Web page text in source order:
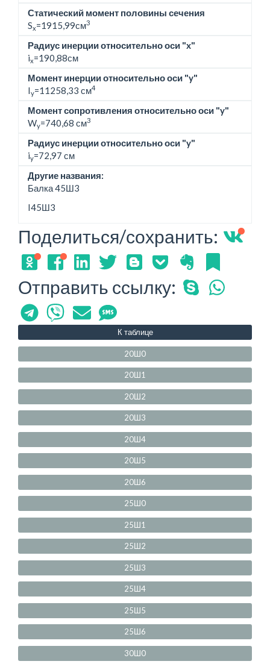
Статический момент половины сечения
Sx=1915,99см3
Радиус инерции относительно оси "x"
ix=190,88см
Момент инерции относительно оси "y"
Iy=11258,33 см4
Момент сопротивления относительно оси "y"
Wy=740,68 см3
Радиус инерции относительно оси "y"
iy=72,97 см
Другие названия:
Балка 45Ш3
I45Ш3
Поделиться/сохранить:
Отправить ссылку:
К таблице
20Ш0
20Ш1
20Ш2
20Ш3
20Ш4
20Ш5
20Ш6
25Ш0
25Ш1
25Ш2
25Ш3
25Ш4
25Ш5
25Ш6
30Ш0